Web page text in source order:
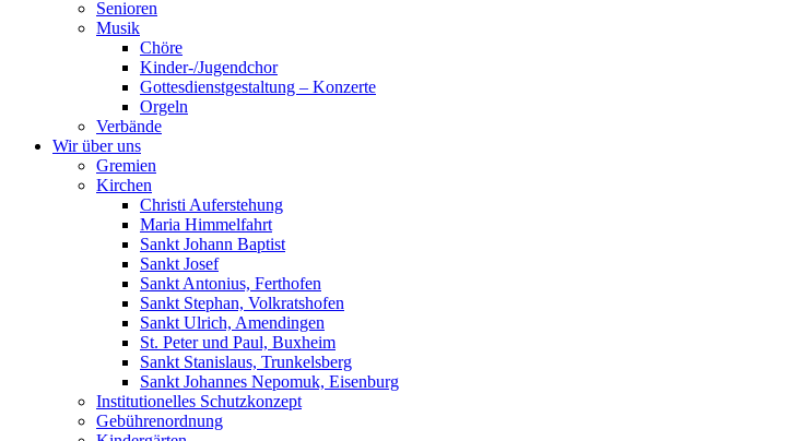
Senioren
Musik
Chöre
Kinder-/Jugendchor
Gottesdienstgestaltung – Konzerte
Orgeln
Verbände
Wir über uns
Gremien
Kirchen
Christi Auferstehung
Maria Himmelfahrt
Sankt Johann Baptist
Sankt Josef
Sankt Antonius, Ferthofen
Sankt Stephan, Volkratshofen
Sankt Ulrich, Amendingen
St. Peter und Paul, Buxheim
Sankt Stanislaus, Trunkelsberg
Sankt Johannes Nepomuk, Eisenburg
Institutionelles Schutzkonzept
Gebührenordnung